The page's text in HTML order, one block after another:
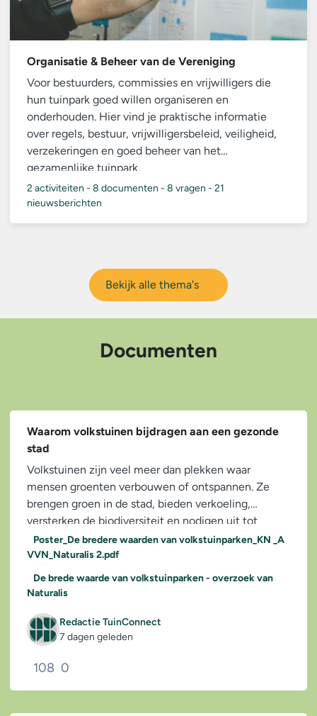
Organisatie & Beheer van de Vereniging
Voor bestuurders, commissies en vrijwilligers die
hun tuinpark goed willen organiseren en
onderhouden. Hier vind je praktische informatie
over regels, bestuur, vrijwilligersbeleid, veiligheid,
verzekeringen en goed beheer van het
gezamenlijke tuinpark.
2 activiteiten - 8 documenten - 8 vragen - 21
nieuwsberichten
Bekijk alle thema's
Documenten
Waarom volkstuinen bijdragen aan een gezonde
stad
Volkstuinen zijn veel meer dan plekken waar
mensen groenten verbouwen of ontspannen. Ze
brengen groen in de stad, bieden verkoeling,
versterken de biodiversiteit en nodigen uit tot
bewegen en...
Poster_De bredere waarden van volkstuinparken_KN _A
VVN_Naturalis 2.pdf
De brede waarde van volkstuinparken - overzoek van
Naturalis
Redactie TuinConnect
7 dagen geleden
108 0